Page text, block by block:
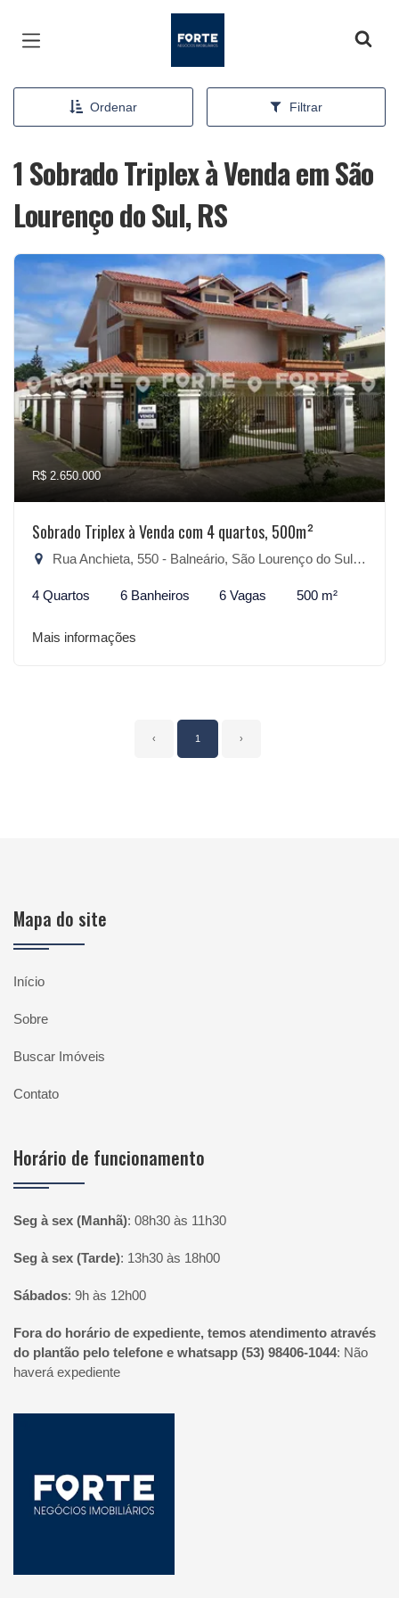
Ordenar Filtrar
1 Sobrado Triplex à Venda em São
Lourenço do Sul, RS
R$ 2.650.000
Sobrado Triplex à Venda com 4 quartos, 500m²
Rua Anchieta, 550 - Balneário, São Lourenço do Sul-RS
4 Quartos 6 Banheiros 6 Vagas 500 m²
Mais informações
‹ 1 ›
Mapa do site
Início
Sobre
Buscar Imóveis
Contato
Horário de funcionamento
Seg à sex (Manhã): 08h30 às 11h30
Seg à sex (Tarde): 13h30 às 18h00
Sábados: 9h às 12h00
Fora do horário de expediente, temos atendimento através
do plantão pelo telefone e whatsapp (53) 98406-1044: Não
haverá expediente